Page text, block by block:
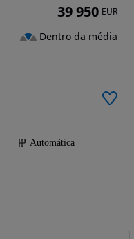
Automática
39 950 EUR
Dentro da média